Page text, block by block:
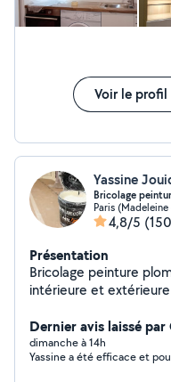
Voir le profil
Yassine
Bricolage
Paris (Madeleine
4,8/5
Présentation
Bricolage peinture
intérieure et extérieure -montage et réparation
installation et débouchage Wc-chasse
baignoire-évier cuisine
alimentation machine à
Dernier avis laissé
dimanche à 14h
Yassine a été efficace et